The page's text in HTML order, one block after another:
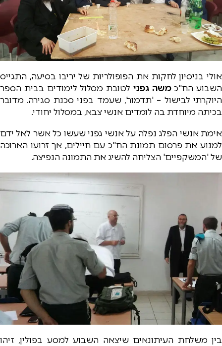
אולי בניסיון לחקות את הפופולריות של יריבו בסיעה, התגייס
השבוע הח"כמשה גפני לטובת מסלול לימודים בבית הספר
היוקרתי לבישול – 'תדמור', שעמד בפני סכנת סגירה. מדובר
בכיתה מיוחדת בה לומדים אנשי צבא, במסלול יחודי.
אימת אנשי הפלג נפלה על אנשי גפני שעשו כל אשר לאל ידם
למנוע את פרסום תמונת הח"כ עם חיילים, אך זרועו הארוכה
של 'המשקפיים' הצליחה להשיג את התמונה הנפיצה.
בין משלחת העיתונאים שיצאה השבוע למסע בפולין, זיהו